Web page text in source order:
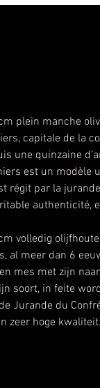
plein manche
capitale de la
une quinzaine
est un modèle
régit par la
authenticité,
volledig
al meer dan 6
mes met zijn
soort, in feite
Jurande du
zeer hoge kwaliteit.